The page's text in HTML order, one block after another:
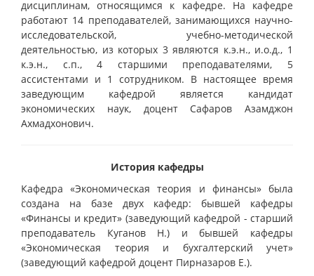
дисциплинам, относящимся к кафедре. На кафедре
работают 14 преподавателей, занимающихся научно-
исследовательской, учебно-методической
деятельностью, из которых 3 являются к.э.н., и.о.д., 1
к.э.н., с.п., 4 старшими преподавателями, 5
ассистентами и 1 сотрудником. В настоящее время
заведующим кафедрой является кандидат
экономических наук, доцент Сафаров Азамджон
Ахмадхонович.
История кафедры
Кафедра «Экономическая теория и финансы» была
создана на базе двух кафедр: бывшей кафедры
«Финансы и кредит» (заведующий кафедрой - старший
преподаватель Куганов Н.) и бывшей кафедры
«Экономическая теория и бухгалтерский учет»
(заведующий кафедрой доцент Пирназаров Е.).